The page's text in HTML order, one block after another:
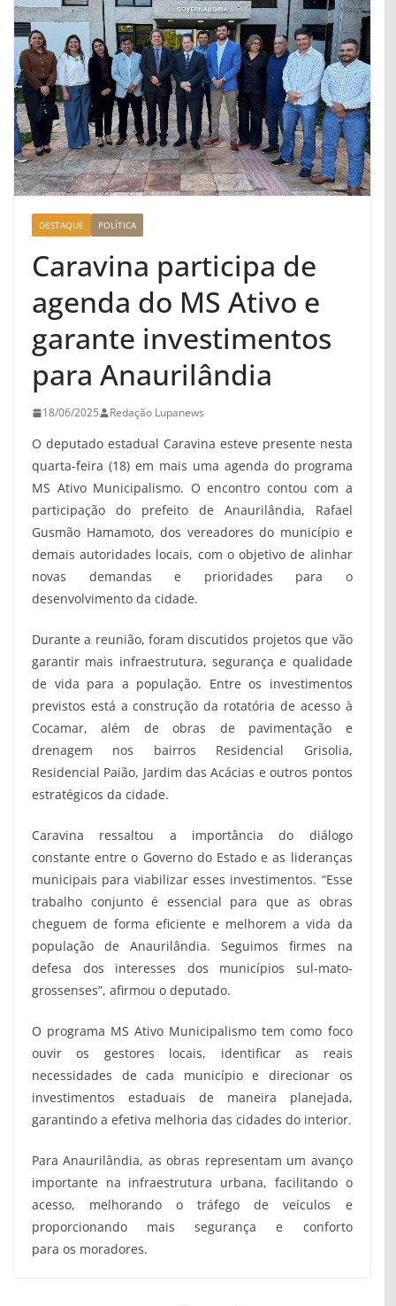
DESTAQUE POLÍTICA
Caravina participa de
agenda do MS Ativo e
garante investimentos
para Anaurilândia
18/06/2025 Redação Lupanews
O deputado estadual Caravina esteve presente nesta
quarta-feira (18) em mais uma agenda do programa
MS Ativo Municipalismo. O encontro contou com a
participação do prefeito de Anaurilândia, Rafael
Gusmão Hamamoto, dos vereadores do município e
demais autoridades locais, com o objetivo de alinhar
novas demandas e prioridades para o
desenvolvimento da cidade.
Durante a reunião, foram discutidos projetos que vão
garantir mais infraestrutura, segurança e qualidade
de vida para a população. Entre os investimentos
previstos está a construção da rotatória de acesso à
Cocamar, além de obras de pavimentação e
drenagem nos bairros Residencial Grisolia,
Residencial Paião, Jardim das Acácias e outros pontos
estratégicos da cidade.
Caravina ressaltou a importância do diálogo
constante entre o Governo do Estado e as lideranças
municipais para viabilizar esses investimentos. “Esse
trabalho conjunto é essencial para que as obras
cheguem de forma eficiente e melhorem a vida da
população de Anaurilândia. Seguimos firmes na
defesa dos interesses dos municípios sul-mato-
grossenses”, afirmou o deputado.
O programa MS Ativo Municipalismo tem como foco
ouvir os gestores locais, identificar as reais
necessidades de cada município e direcionar os
investimentos estaduais de maneira planejada,
garantindo a efetiva melhoria das cidades do interior.
Para Anaurilândia, as obras representam um avanço
importante na infraestrutura urbana, facilitando o
acesso, melhorando o tráfego de veículos e
proporcionando mais segurança e conforto
para os moradores.